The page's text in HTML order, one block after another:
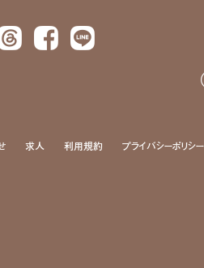
Facebook LINE
求人 利用規約 プライバシーポリシー